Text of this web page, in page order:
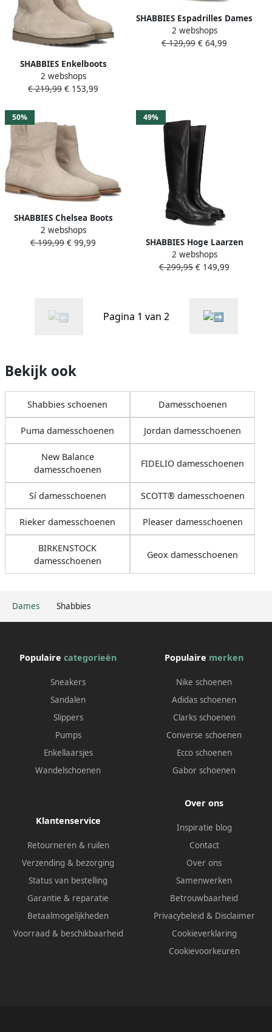
Dames Shabbies
SHABBIES Enkelboots
Dames Palissa Mia High Zip
Maat: 42 Materiaal: Suède
2 webshops
€ 219,99 € 153,99
SHABBIES Espadrilles Dames
Palma Maat: 36 Materiaal:
Suède Kleur: Beige
2 webshops
€ 129,99 € 64,99
50%
SHABBIES Chelsea Boots
Dames Festi Ankie Maat: 38
Materiaal: Suède Kleur:
2 webshops
€ 199,99 € 99,99
49%
SHABBIES Hoge Laarzen
Dames Dean Tala Maat: 37
Materiaal: Leer Kleur: Zwart
2 webshops
€ 299,95 € 149,99
Pagina 1 van 2
Bekijk ook
Shabbies schoenen Damesschoenen
Puma damesschoenen Jordan damesschoenen
New Balance
damesschoenen
FIDELIO damesschoenen
Sí damesschoenen SCOTT® damesschoenen
Rieker damesschoenen Pleaser damesschoenen
BIRKENSTOCK
damesschoenen
Geox damesschoenen
Populaire categorieën
Sneakers
Sandalen
Slippers
Pumps
Enkellaarsjes
Wandelschoenen
Populaire merken
Nike schoenen
Adidas schoenen
Clarks schoenen
Converse schoenen
Ecco schoenen
Gabor schoenen
Klantenservice
Retourneren & ruilen
Verzending & bezorging
Status van bestelling
Garantie & reparatie
Betaalmogelijkheden
Voorraad & beschikbaarheid
Over ons
Inspiratie blog
Contact
Over ons
Samenwerken
Betrouwbaarheid
Privacybeleid & Disclaimer
Cookieverklaring
Cookievoorkeuren